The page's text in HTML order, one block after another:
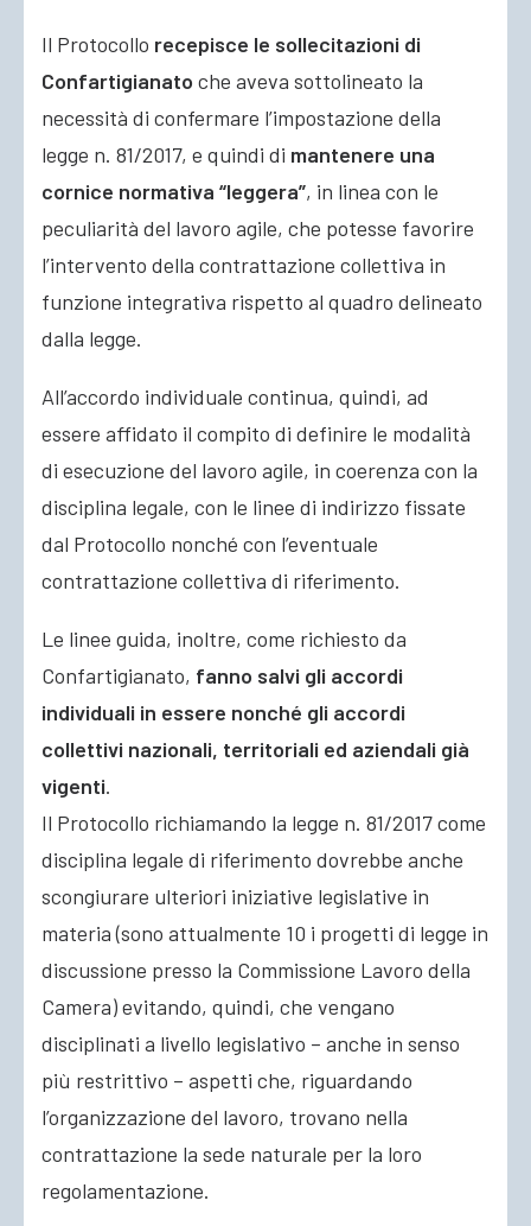
Il Protocollo recepisce le sollecitazioni di
Confartigianato che aveva sottolineato la
necessità di confermare l’impostazione della
legge n. 81/2017, e quindi di mantenere una
cornice normativa “leggera”, in linea con le
peculiarità del lavoro agile, che potesse favorire
l’intervento della contrattazione collettiva in
funzione integrativa rispetto al quadro delineato
dalla legge.
All’accordo individuale continua, quindi, ad
essere affidato il compito di definire le modalità
di esecuzione del lavoro agile, in coerenza con la
disciplina legale, con le linee di indirizzo fissate
dal Protocollo nonché con l’eventuale
contrattazione collettiva di riferimento.
Le linee guida, inoltre, come richiesto da
Confartigianato, fanno salvi gli accordi
individuali in essere nonché gli accordi
collettivi nazionali, territoriali ed aziendali già
vigenti.
Il Protocollo richiamando la legge n. 81/2017 come
disciplina legale di riferimento dovrebbe anche
scongiurare ulteriori iniziative legislative in
materia (sono attualmente 10 i progetti di legge in
discussione presso la Commissione Lavoro della
Camera) evitando, quindi, che vengano
disciplinati a livello legislativo – anche in senso
più restrittivo – aspetti che, riguardando
l’organizzazione del lavoro, trovano nella
contrattazione la sede naturale per la loro
regolamentazione.